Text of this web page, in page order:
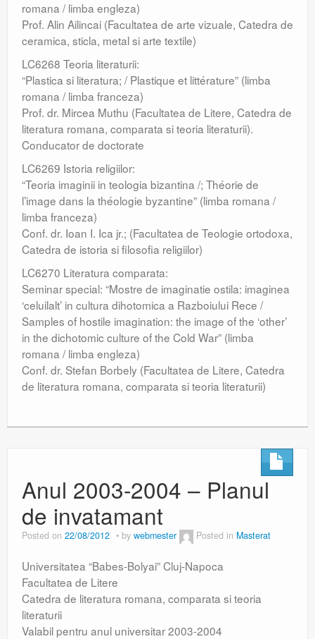
romana / limba engleza)
Prof. Alin Ailincai (Facultatea de arte vizuale, Catedra de
ceramica, sticla, metal si arte textile)
LC6268 Teoria literaturii:
“Plastica si literatura; / Plastique et littérature” (limba
romana / limba franceza)
Prof. dr. Mircea Muthu (Facultatea de Litere, Catedra de
literatura romana, comparata si teoria literaturii).
Conducator de doctorate
LC6269 Istoria religiilor:
“Teoria imaginii in teologia bizantina /; Théorie de
l’image dans la théologie byzantine” (limba romana /
limba franceza)
Conf. dr. Ioan I. Ica jr.; (Facultatea de Teologie ortodoxa,
Catedra de istoria si filosofia religiilor)
LC6270 Literatura comparata:
Seminar special: “Mostre de imaginatie ostila: imaginea
‘celuilalt’ in cultura dihotomica a Razboiului Rece /
Samples of hostile imagination: the image of the ‘other’
in the dichotomic culture of the Cold War” (limba
romana / limba engleza)
Conf. dr. Stefan Borbely (Facultatea de Litere, Catedra
de literatura romana, comparata si teoria literaturii)
Anul 2003-2004 – Planul
de invatamant
Posted on 22/08/2012 by webmester Posted in Masterat
Universitatea “Babes-Bolyai” Cluj-Napoca
Facultatea de Litere
Catedra de literatura romana, comparata si teoria
literaturii
Valabil pentru anul universitar 2003-2004